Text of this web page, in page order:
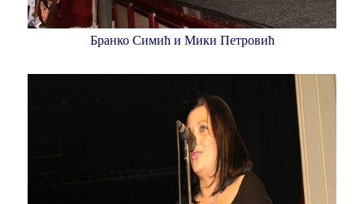
Бранко Симић и Мики Петровић